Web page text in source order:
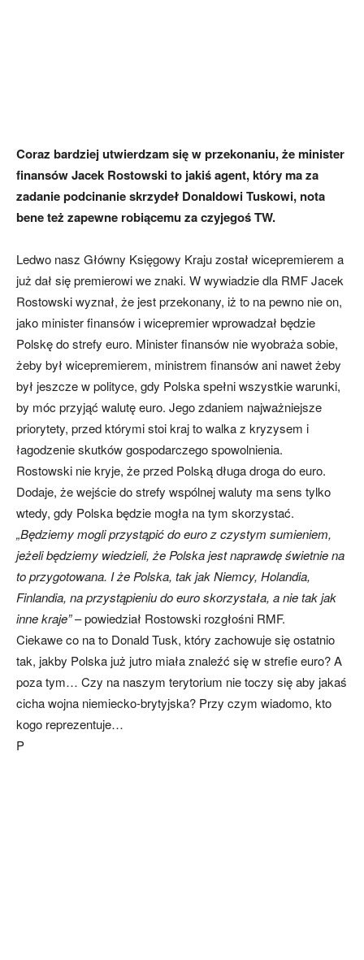
Coraz bardziej utwierdzam się w przekonaniu, że minister
finansów Jacek Rostowski to jakiś agent, który ma za
zadanie podcinanie skrzydeł Donaldowi Tuskowi, nota
bene też zapewne robiącemu za czyjegoś TW.
Ledwo nasz Główny Księgowy Kraju został wicepremierem a
już dał się premierowi we znaki. W wywiadzie dla RMF Jacek
Rostowski wyznał, że jest przekonany, iż to na pewno nie on,
jako minister finansów i wicepremier wprowadzał będzie
Polskę do strefy euro. Minister finansów nie wyobraża sobie,
żeby był wicepremierem, ministrem finansów ani nawet żeby
był jeszcze w polityce, gdy Polska spełni wszystkie warunki,
by móc przyjąć walutę euro. Jego zdaniem najważniejsze
priorytety, przed którymi stoi kraj to walka z kryzysem i
łagodzenie skutków gospodarczego spowolnienia.
Rostowski nie kryje, że przed Polską długa droga do euro.
Dodaje, że wejście do strefy wspólnej waluty ma sens tylko
wtedy, gdy Polska będzie mogła na tym skorzystać.
„Będziemy mogli przystąpić do euro z czystym sumieniem,
jeżeli będziemy wiedzieli, że Polska jest naprawdę świetnie na
to przygotowana. I że Polska, tak jak Niemcy, Holandia,
Finlandia, na przystąpieniu do euro skorzystała, a nie tak jak
inne kraje”– powiedział Rostowski rozgłośni RMF.
Ciekawe co na to Donald Tusk, który zachowuje się ostatnio
tak, jakby Polska już jutro miała znaleźć się w strefie euro? A
poza tym… Czy na naszym terytorium nie toczy się aby jakaś
cicha wojna niemiecko-brytyjska? Przy czym wiadomo, kto
kogo reprezentuje…
P